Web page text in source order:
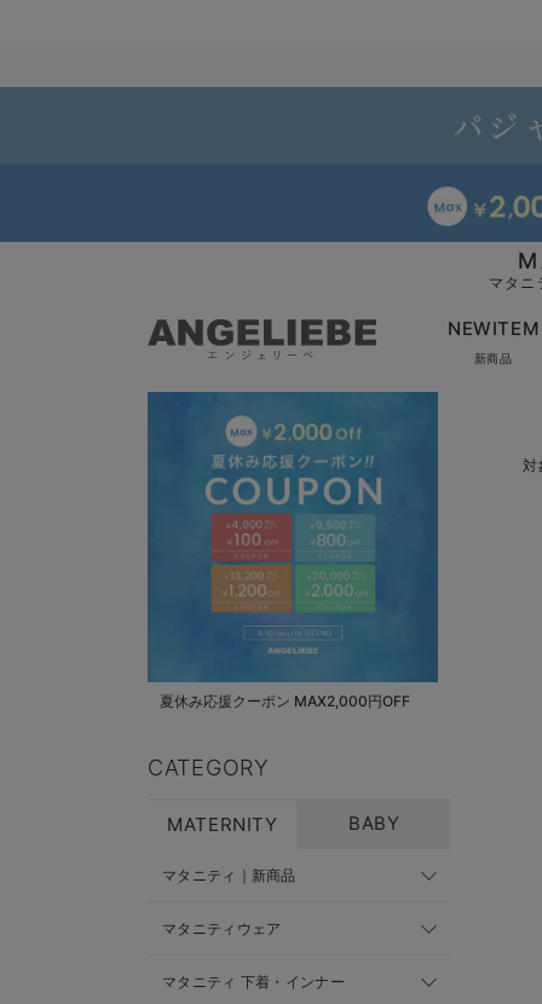
マタニ
NEWITEM
新商品
夏休み応援クーポン MAX2,000円OFF
CATEGORY
MATERNITY BABY
マタニティ｜新商品
マタニティウェア
マタニティ 下着・インナー
対